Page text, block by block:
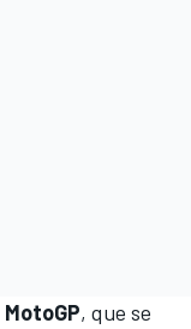
MotoGP, que se